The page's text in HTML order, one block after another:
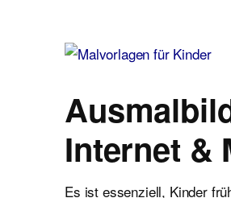
Internet &
Es ist essenziell, Kinder